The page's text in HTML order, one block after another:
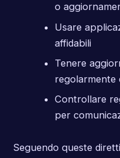
o
Usare
affidabili
Tenere
regolarmente
Controllare
per
Seguendo queste